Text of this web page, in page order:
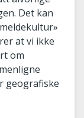
Det kan
at vi ikke
om
geografiske